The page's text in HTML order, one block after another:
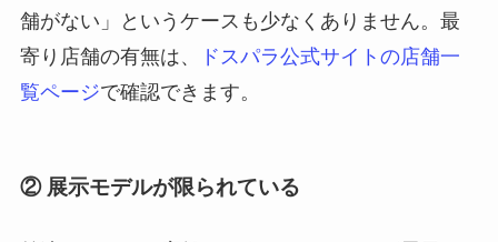
舗がない」というケースも少なくありません。最
寄り店舗の有無は、
ドスパラ公式サイトの店舗一
覧ページで確認できます。
② 展示モデルが限られている